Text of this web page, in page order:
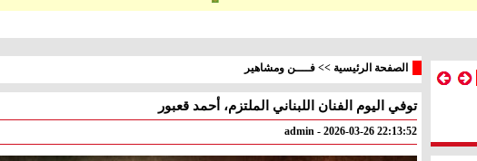
° - ° معليا
الصفحة الرئيسية >> فــــن ومشاهير
توفي اليوم الفنان اللبناني الملتزم، أحمد قعبور
admin - 2026-03-26 22:13:52